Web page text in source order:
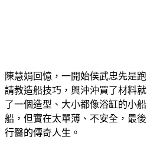
請教造船技巧，興沖沖買了材料
了一個造型、大小都像浴缸的小
船，但實在太單薄、不安全，最
行醫的傳奇人生。